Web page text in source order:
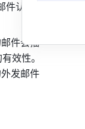
认证协
件会插
效性。
发邮件